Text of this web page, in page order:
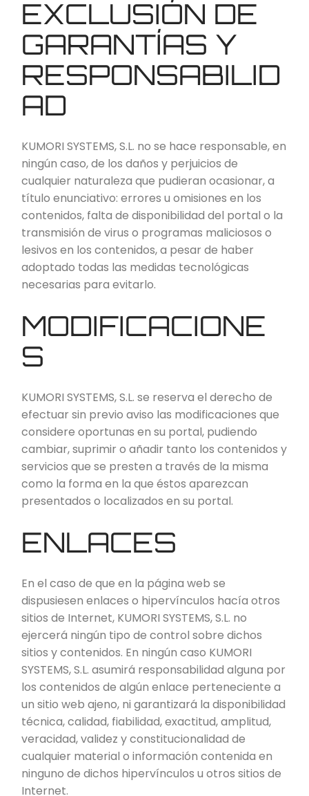
EXCLUSIÓN DE
GARANTÍAS Y
RESPONSABILID
AD
KUMORI SYSTEMS, S.L. no se hace responsable, en
ningún caso, de los daños y perjuicios de
cualquier naturaleza que pudieran ocasionar, a
título enunciativo: errores u omisiones en los
contenidos, falta de disponibilidad del portal o la
transmisión de virus o programas maliciosos o
lesivos en los contenidos, a pesar de haber
adoptado todas las medidas tecnológicas
necesarias para evitarlo.
MODIFICACIONE
S
KUMORI SYSTEMS, S.L. se reserva el derecho de
efectuar sin previo aviso las modificaciones que
considere oportunas en su portal, pudiendo
cambiar, suprimir o añadir tanto los contenidos y
servicios que se presten a través de la misma
como la forma en la que éstos aparezcan
presentados o localizados en su portal.
ENLACES
En el caso de que en la página web se
dispusiesen enlaces o hipervínculos hacía otros
sitios de Internet, KUMORI SYSTEMS, S.L. no
ejercerá ningún tipo de control sobre dichos
sitios y contenidos. En ningún caso KUMORI
SYSTEMS, S.L. asumirá responsabilidad alguna por
los contenidos de algún enlace perteneciente a
un sitio web ajeno, ni garantizará la disponibilidad
técnica, calidad, fiabilidad, exactitud, amplitud,
veracidad, validez y constitucionalidad de
cualquier material o información contenida en
ninguno de dichos hipervínculos u otros sitios de
Internet.